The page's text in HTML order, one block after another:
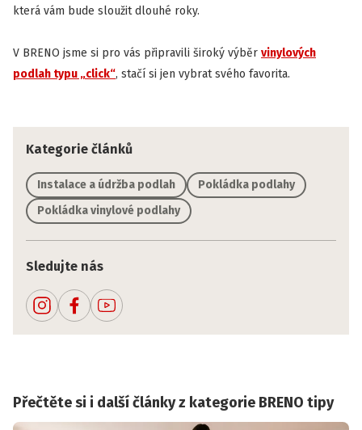
která vám bude sloužit dlouhé roky.
V BRENO jsme si pro vás připravili široký výběr vinylových
podlah typu „click“, stačí si jen vybrat svého favorita.
Kategorie článků
Instalace a údržba podlah
Pokládka podlahy
Pokládka vinylové podlahy
Sledujte nás
Přečtěte si i další články z kategorie BRENO tipy